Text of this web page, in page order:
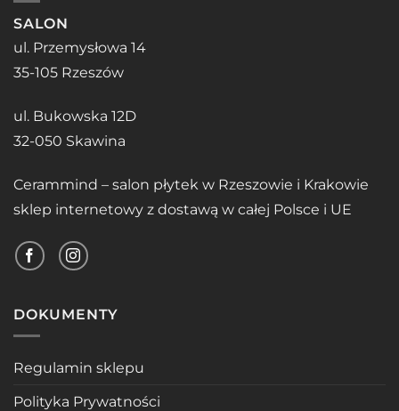
SALON
ul. Przemysłowa 14
35-105 Rzeszów
ul. Bukowska 12D
32-050 Skawina
Cerammind – salon płytek w Rzeszowie i Krakowie
sklep internetowy z dostawą w całej Polsce i UE
DOKUMENTY
Regulamin sklepu
Polityka Prywatności